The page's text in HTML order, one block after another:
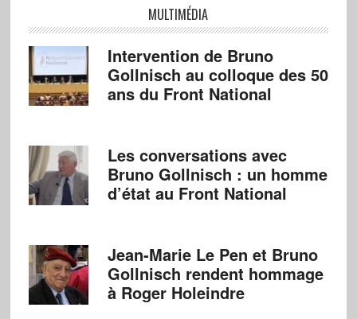
MULTIMÉDIA
Intervention de Bruno
Gollnisch au colloque des 50
ans du Front National
Les conversations avec
Bruno Gollnisch : un homme
d’état au Front National
Jean-Marie Le Pen et Bruno
Gollnisch rendent hommage
à Roger Holeindre